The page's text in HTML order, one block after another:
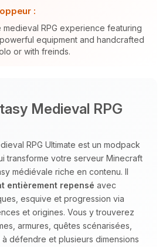
:
RPG experience featuring
equipment and handcrafted
or with freinds.
Medieval RPG
RPG Ultimate est un modpack
transforme votre serveur Minecraft
médiévale riche en contenu. Il
entièrement repensé avec
esquive et progression via
et origines. Vous y trouverez
armures, quêtes scénarisées,
défendre et plusieurs dimensions
et je vais remuer mes
pour t’aider.